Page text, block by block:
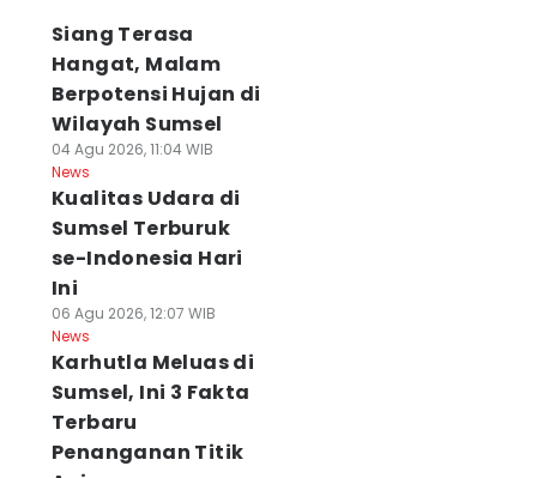
Siang Terasa
Hangat, Malam
Berpotensi Hujan di
Wilayah Sumsel
04 Agu 2026, 11:04 WIB
News
Kualitas Udara di
Sumsel Terburuk
se-Indonesia Hari
Ini
06 Agu 2026, 12:07 WIB
News
Karhutla Meluas di
Sumsel, Ini 3 Fakta
Terbaru
Penanganan Titik